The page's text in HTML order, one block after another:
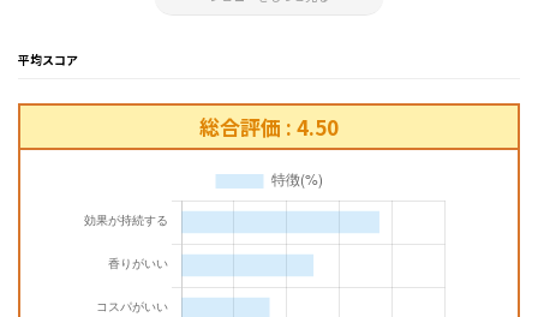
平均スコア
総合評価 : 4.50